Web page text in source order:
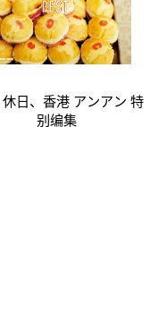
别编集